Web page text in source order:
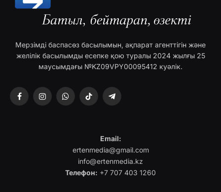
Мерзімді баспасөз басылымын, ақпарат агенттігін және
желілік басылымды есепке қою туралы 2024 жылғы 25
маусымдағы №KZ09VPY00095412 куәлік.
FacebookInstagramWhatsAppTikTok Telegram
Email:
ertenmedia@gmail.com
info@ertenmedia.kz
Телефон: +7 707 403 1260